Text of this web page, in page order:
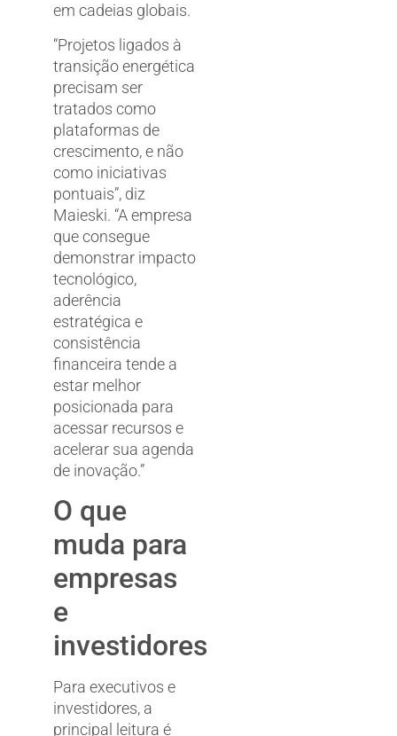
em cadeias globais.
“Projetos ligados à
transição energética
precisam ser
tratados como
plataformas de
crescimento, e não
como iniciativas
pontuais”, diz
Maieski. “A empresa
que consegue
demonstrar impacto
tecnológico,
aderência
estratégica e
consistência
financeira tende a
estar melhor
posicionada para
acessar recursos e
acelerar sua agenda
de inovação.”
O que
muda para
empresas
e
investidores
Para executivos e
investidores, a
principal leitura é